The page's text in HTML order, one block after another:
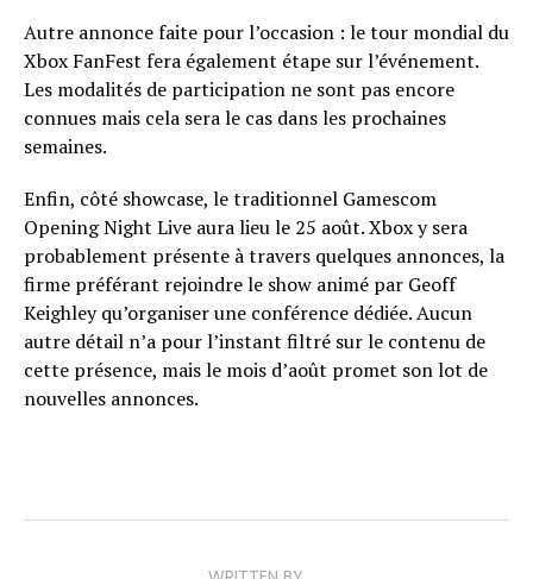
Autre annonce faite pour l’occasion : le tour mondial du
Xbox FanFest fera également étape sur l’événement.
Les modalités de participation ne sont pas encore
connues mais cela sera le cas dans les prochaines
semaines.
Enfin, côté showcase, le traditionnel Gamescom
Opening Night Live aura lieu le 25 août. Xbox y sera
probablement présente à travers quelques annonces, la
firme préférant rejoindre le show animé par Geoff
Keighley qu’organiser une conférence dédiée. Aucun
autre détail n’a pour l’instant filtré sur le contenu de
cette présence, mais le mois d’août promet son lot de
nouvelles annonces.